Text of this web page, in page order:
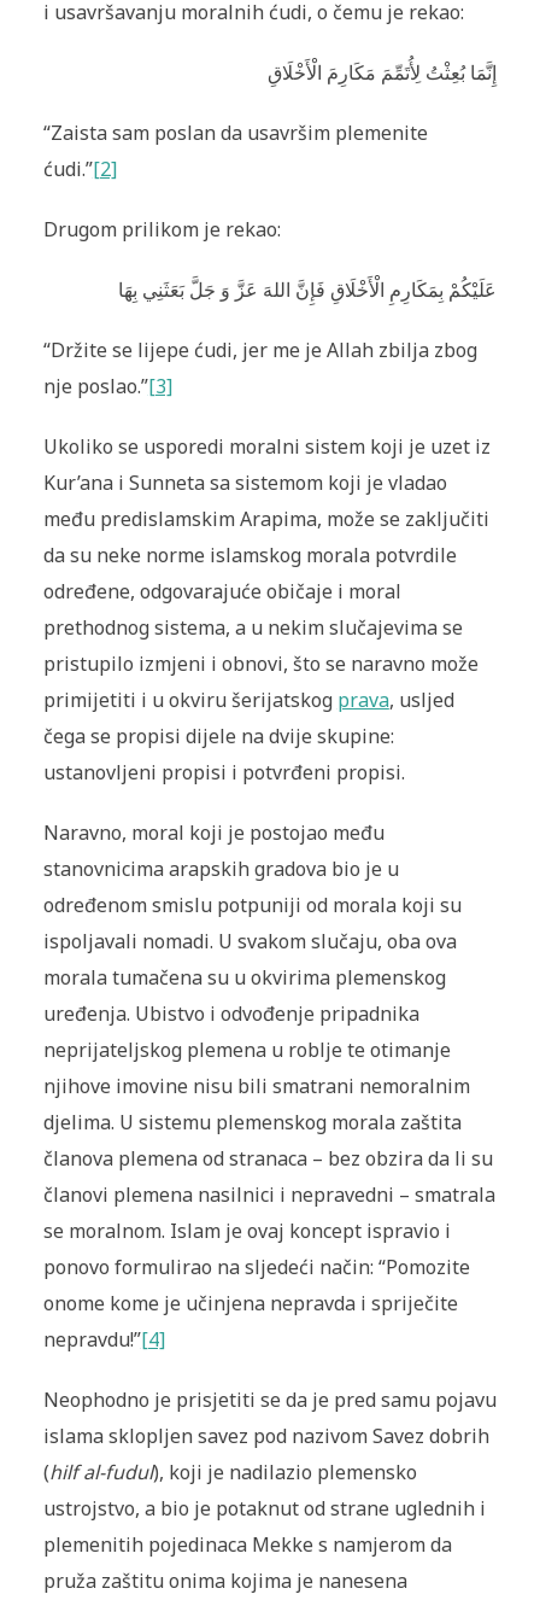
i usavršavanju moralnih ćudi, o čemu je rekao:
إِنَّمَا بُعِثْتُ‏ لِأُتَمِّمَ‏ مَكَارِمَ الْأَخْلَاقِ
“Zaista sam poslan da usavršim plemenite
ćudi.”[2]
Drugom prilikom je rekao:
عَلَيْكُمْ بِمَكَارِمِ الْأَخْلَاقِ فَإِنَّ اللهَ عَزَّ وَ جَلَّ بَعَثَنِي‏ بِهَا
“Držite se lijepe ćudi, jer me je Allah zbilja zbog
nje poslao.”[3]
Ukoliko se usporedi moralni sistem koji je uzet iz
Kur’ana i Sunneta sa sistemom koji je vladao
među predislamskim Arapima, može se zaključiti
da su neke norme islamskog morala potvrdile
određene, odgovarajuće običaje i moral
prethodnog sistema, a u nekim slučajevima se
pristupilo izmjeni i obnovi, što se naravno može
primijetiti i u okviru šerijatskog prava, usljed
čega se propisi dijele na dvije skupine:
ustanovljeni propisi i potvrđeni propisi.
Naravno, moral koji je postojao među
stanovnicima arapskih gradova bio je u
određenom smislu potpuniji od morala koji su
ispoljavali nomadi. U svakom slučaju, oba ova
morala tumačena su u okvirima plemenskog
uređenja. Ubistvo i odvođenje pripadnika
neprijateljskog plemena u roblje te otimanje
njihove imovine nisu bili smatrani nemoralnim
djelima. U sistemu plemenskog morala zaštita
članova plemena od stranaca – bez obzira da li su
članovi plemena nasilnici i nepravedni – smatrala
se moralnom. Islam je ovaj koncept ispravio i
ponovo formulirao na sljedeći način: “Pomozite
onome kome je učinjena nepravda i spriječite
nepravdu!”[4]
Neophodno je prisjetiti se da je pred samu pojavu
islama sklopljen savez pod nazivom Savez dobrih
(hilf al-fudul), koji je nadilazio plemensko
ustrojstvo, a bio je potaknut od strane uglednih i
plemenitih pojedinaca Mekke s namjerom da
pruža zaštitu onima kojima je nanesena